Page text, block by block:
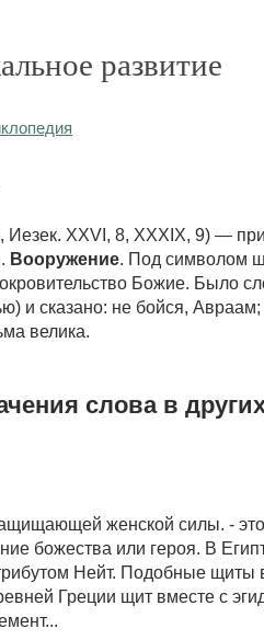
развитие
Иезек. XXVI, 8, XXXIX, 9) —
Вооружение . Под символом
Божие. Было
и сказано: не бойся,
велика.
слова в
женской силы. - это
божества или героя. В
Нейт. Подобные щиты
Греции щит вместе с